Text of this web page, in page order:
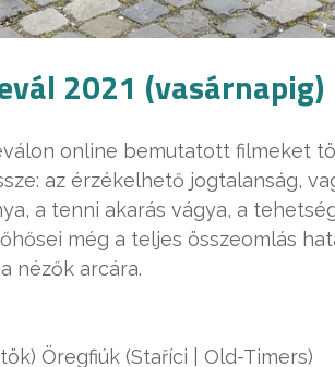
2021 (vasárnapig)
online bemutatott filmeket
az érzékelhető jogtalanság,
a tenni akarás vágya, a
még a teljes összeomlás
nézők arcára.
Öregfiúk (Staříci | Old-Timers)